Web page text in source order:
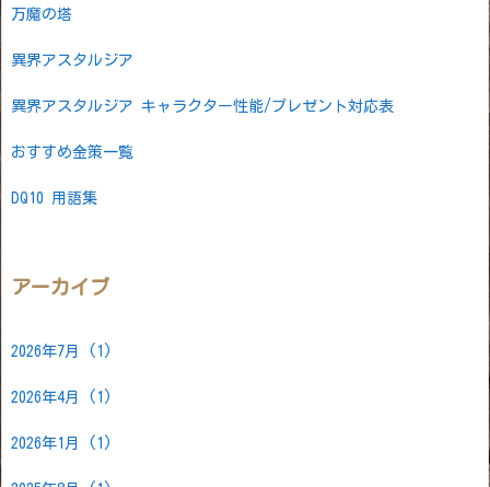
万魔の塔
異界アスタルジア
異界アスタルジア キャラクター性能/プレゼント対応表
おすすめ金策一覧
DQ10 用語集
アーカイブ
2026年7月 (1)
2026年4月 (1)
2026年1月 (1)